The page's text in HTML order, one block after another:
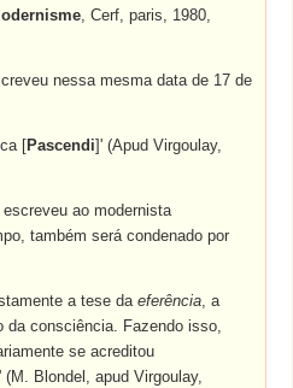
, Cerf, paris, 1980,
nessa mesma data de 17 de
[Pascendi]' (Apud Virgoulay,
ao modernista
também será condenado por
a tese daeferência, a
da consciência. Fazendo isso,
se acreditou
Blondel, apud Virgoulay,